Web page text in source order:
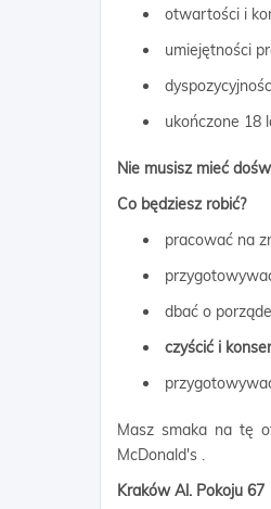
otwartości i
umiejętności
ukończone 18
Nie musisz mieć
Co będziesz robić?
pracować na
dbać o
czyścić i
Masz smaka na tę
McDonald's .
Kraków Al. Pokoju 67